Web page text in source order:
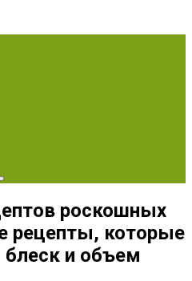
роскошных
рецепты, которые
блеск и объем